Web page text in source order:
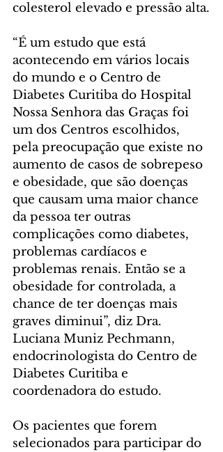
colesterol elevado e pressão alta.
“É um estudo que está
acontecendo em vários locais
do mundo e o Centro de
Diabetes Curitiba do Hospital
Nossa Senhora das Graças foi
um dos Centros escolhidos,
pela preocupação que existe no
aumento de casos de sobrepeso
e obesidade, que são doenças
que causam uma maior chance
da pessoa ter outras
complicações como diabetes,
problemas cardíacos e
problemas renais. Então se a
obesidade for controlada, a
chance de ter doenças mais
graves diminui”, diz Dra.
Luciana Muniz Pechmann,
endocrinologista do Centro de
Diabetes Curitiba e
coordenadora do estudo.
Os pacientes que forem
selecionados para participar do